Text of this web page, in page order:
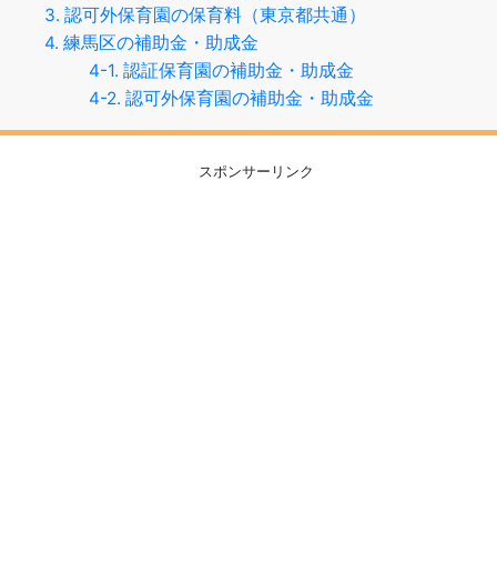
3. 認可外保育園の保育料（東京都共通）
4. 練馬区の補助金・助成金
4-1. 認証保育園の補助金・助成金
4-2. 認可外保育園の補助金・助成金
スポンサーリンク